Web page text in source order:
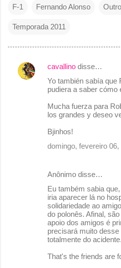
F-1 Fernando Alonso
Temporada 2011
C
cavallino disse…
Yo también sabía que
pudiera a saber cómo
Mucha fuerza para
los grandes y deseo
Bjinhos!
domingo, fevereiro
Anônimo disse…
Eu também sabia
iria aparecer lá no
solidariedade ao
do polonês. Afinal,
apoio dos amigos é
precisará muito
totalmente do acidente.
That's the friends are